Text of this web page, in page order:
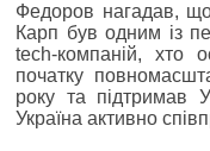
Федоров нагадав,
Карп був одним із
tech-компаній, хто
початку
року та підтримав
Україна активно